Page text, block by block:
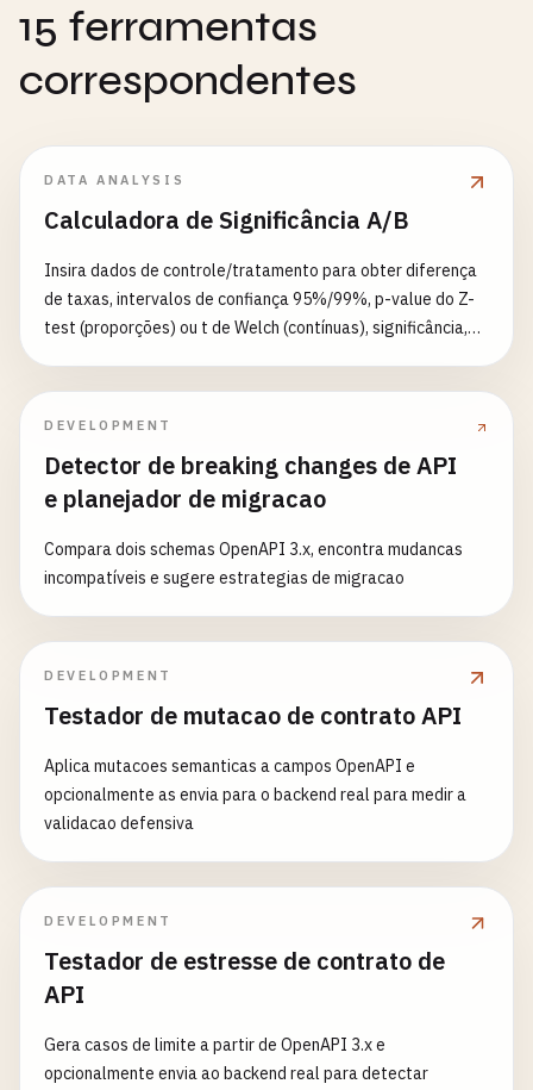
15 ferramentas
correspondentes
DATA ANALYSIS
Calculadora de Significância A/B
Insira dados de controle/tratamento para obter diferença
de taxas, intervalos de confiança 95%/99%, p-value do Z-
test (proporções) ou t de Welch (contínuas), significância,
DEVELOPMENT
Detector de breaking changes de API
e planejador de migracao
Compara dois schemas OpenAPI 3.x, encontra mudancas
incompatíveis e sugere estrategias de migracao
DEVELOPMENT
Testador de mutacao de contrato API
Aplica mutacoes semanticas a campos OpenAPI e
opcionalmente as envia para o backend real para medir a
validacao defensiva
DEVELOPMENT
Testador de estresse de contrato de
API
Gera casos de limite a partir de OpenAPI 3.x e
opcionalmente envia ao backend real para detectar